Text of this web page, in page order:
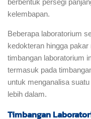
kelembapan.
Beberapa laboratorium
kedokteran hingga
timbangan laboratorium
termasuk pada
untuk menganalisa
lebih dalam.
Timbangan